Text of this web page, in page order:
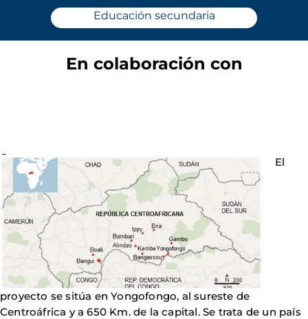
Educación secundaria
En colaboración con
El
proyecto se sitúa en Yongofongo, al sureste de
Centroáfrica y a 650 Km. de la capital. Se trata de un país